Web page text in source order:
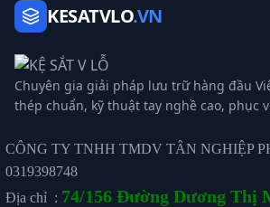
KESATVLO.VN
Chuyên gia giải pháp lưu trữ hàng đầu
thép chuẩn, kỹ thuật tay nghề cao, phục
CÔNG TY TNHH TMDV TÂN NGHIỆP
0319398748
Địa chỉ : 74/156 Đường Dương Thị